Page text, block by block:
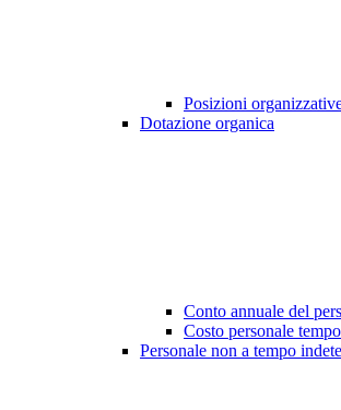
Posizioni
Dotazione organica
Conto annuale del
Costo personale
Personale non a tempo